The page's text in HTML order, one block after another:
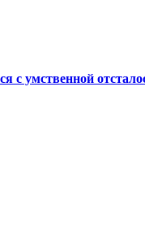
с умственной